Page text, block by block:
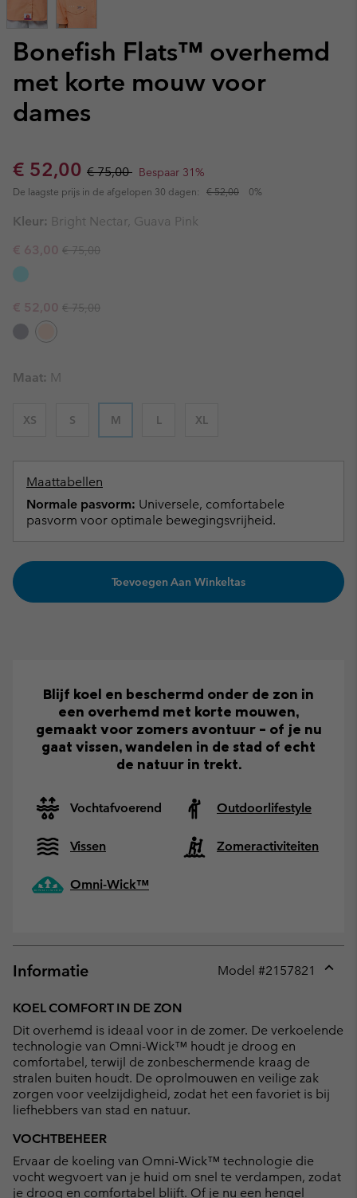
Bonefish Flats™ overhemd
met korte mouw voor
dames
Sale price:
€ 52,00 Regular price:
€ 75,00 Bespaar 31%
De laagste prijs in de afgelopen 30 dagen: € 52,00 0%
Kleur: Bright Nectar, Guava Pink
Sale price:
€ 63,00 Regular price:
€ 75,00
Sale price:
€ 52,00 Regular price:
€ 75,00
Maat: M
XS S M L XL
Maattabellen
Normale pasvorm: Universele, comfortabele
pasvorm voor optimale bewegingsvrijheid.
Toevoegen Aan Winkeltas
Blijf koel en beschermd onder de zon in
een overhemd met korte mouwen,
gemaakt voor zomers avontuur – of je nu
gaat vissen, wandelen in de stad of echt
de natuur in trekt.
Vochtafvoerend Outdoorlifestyle
Vissen Zomeractiviteiten
Omni-Wick™
Informatie Model #2157821
KOEL COMFORT IN DE ZON
Dit overhemd is ideaal voor in de zomer. De verkoelende
technologie van Omni-Wick™ houdt je droog en
comfortabel, terwijl de zonbeschermende kraag de
stralen buiten houdt. De oprolmouwen en veilige zak
zorgen voor veelzijdigheid, zodat het een favoriet is bij
liefhebbers van stad en natuur.
VOCHTBEHEER
Ervaar de koeling van Omni-Wick™ technologie die
vocht wegvoert van je huid om snel te verdampen, zodat
je droog en comfortabel blijft. Of je nu een hengel